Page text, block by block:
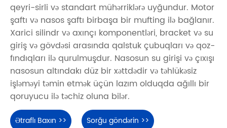
qeyri-sirli və standart mühərriklərə uyğundur. Motor
şaftı və nasos şaftı birbaşa bir mufting ilə bağlanır.
Xarici silindr və axınçı komponentləri, bracket və su
giriş və gövdəsi arasında qalstuk çubuqları və qoz-
fındıqları ilə qurulmuşdur. Nasosun su girişi və çıxışı
nasosun altındakı düz bir xəttdədir və təhlükəsiz
işləməyi təmin etmək üçün lazım olduqda ağıllı bir
qoruyucu ilə təchiz oluna bilər.
Ətraflı Baxın >> Sorğu göndərin >>